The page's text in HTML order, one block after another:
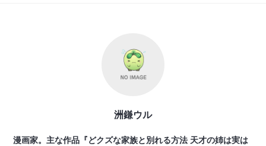
洲鎌ウル
漫画家。主な作品『どクズな家族と別れる方法 天才の姉は実は